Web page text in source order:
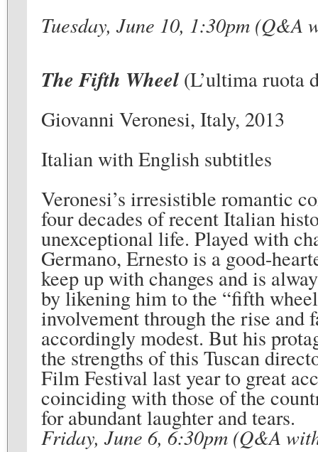
Tuesday, June 10, 1:30pm
The Fifth Wheel (L’ultima ruota
Giovanni Veronesi, Italy, 2013
Italian with English subtitles
Veronesi’s irresistible romantic
four decades of recent Italian
unexceptional life. Played with
Germano, Ernesto is a good-
keep up with changes and is
by likening him to the “fifth
involvement through the rise and
accordingly modest. But his
the strengths of this Tuscan
Film Festival last year to great
coinciding with those of the
for abundant laughter and tears.
Friday, June 6, 6:30pm (Q&A